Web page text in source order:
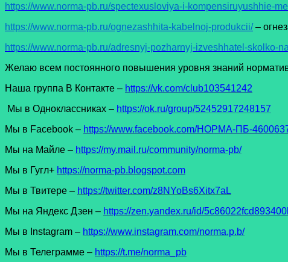
https://www.norma-pb.ru/spectexusloviya-i-kompensiruyushhie-
https://www.norma-pb.ru/ognezashhita-kabelnoj-produkcii/–
https://www.norma-pb.ru/adresnyj-pozharnyj-izveshhatel-skolko-
Желаю всем постоянного повышения уровня знаний
Наша группа В Контакте – https://vk.com/club103541242
Мы в Одноклассниках – https://ok.ru/group/52452917248157
Мы в Facеbook – https://www.facebook.com/НОРМА-ПБ-
Мы на Майле – https://my.mail.ru/community/norma-pb/
Мы в Гугл+ https://norma-pb.blogspot.com
Мы в Твитере – https://twitter.com/z8NYoBs6Xitx7aL
Мы на Яндекс Дзен – https://zen.yandex.ru/id/
Мы в Instagram – https://www.instagram.com/norma.p.b/
Мы в Телеграмме – https://t.me/norma_pb